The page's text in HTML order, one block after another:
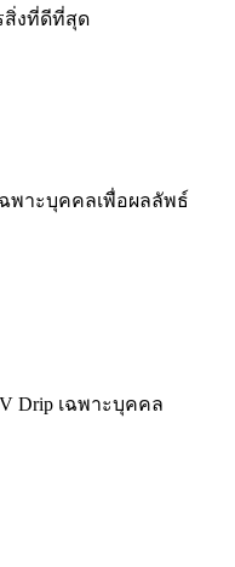
สิ่งที่ดีที่สุด
พาะบุคคลเพื่อผลลัพธ์
Drip เฉพาะบุคคล